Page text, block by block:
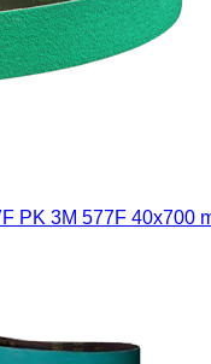
PK 3M 577F 40x700